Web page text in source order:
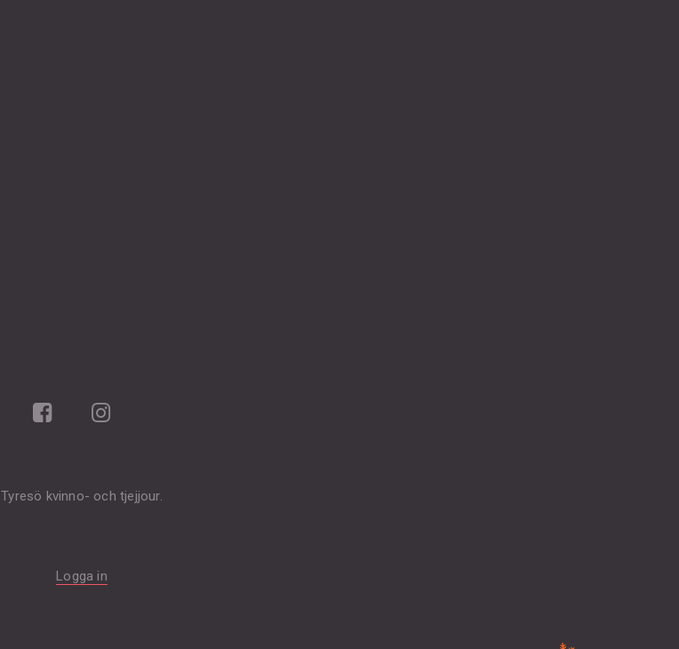
Tyresö kvinno- och tjejjour.
Logga in